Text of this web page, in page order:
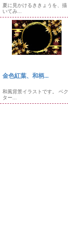
夏に見かけるききょうを、描
いてみ...
金色紅葉、和柄...
和風背景イラストです。 ベク
ター...